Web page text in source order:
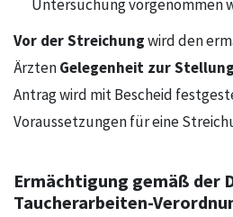
Untersuchung vorgenommen
Vor der Streichungwird den
ÄrztenGelegenheit zur
Antrag wird mit Bescheid
Voraussetzungen für eine
Ermächtigung gemäß der
Taucherarbeiten-